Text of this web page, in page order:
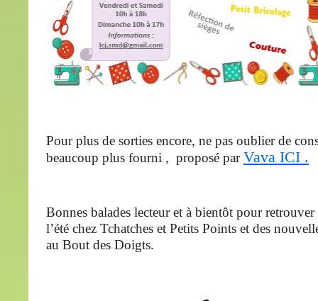
Pour plus de sorties encore, ne pas oublier de
beaucoup plus fourni , proposé parVava ICI .
Bonnes balades lecteur et à bientôt pour
l’été chez Tchatches et Petits Points et des
au Bout des Doigts.